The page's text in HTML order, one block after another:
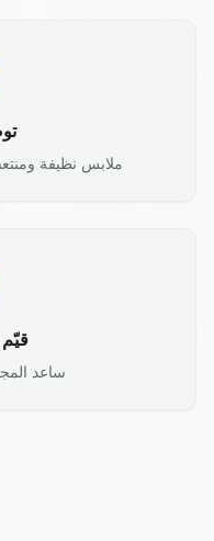
ملابس نظيفة
ساعد